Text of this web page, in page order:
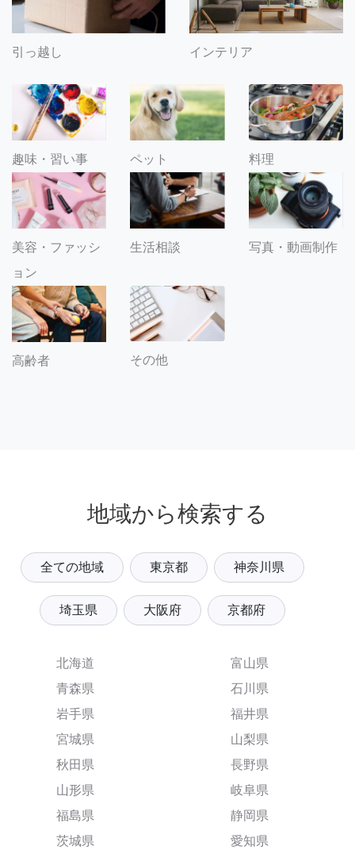
引っ越し インテリア
趣味・習い事 ペット 料理
美容・ファッシ
ョン
生活相談 写真・動画制作
高齢者 その他
地域から検索する
全ての地域 東京都 神奈川県
埼玉県 大阪府 京都府
北海道
青森県
岩手県
宮城県
秋田県
山形県
福島県
茨城県
富山県
石川県
福井県
山梨県
長野県
岐阜県
静岡県
愛知県